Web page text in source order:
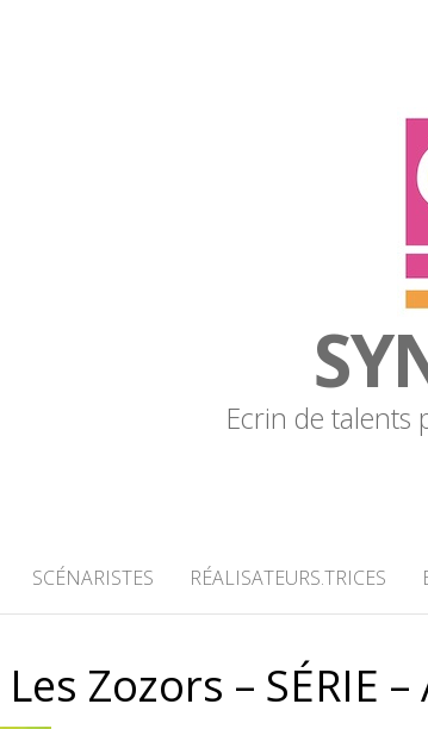
Ecrin de talents
SCÉNARISTES RÉALISATEURS.TRICES
Les Zozors – SÉRIE –